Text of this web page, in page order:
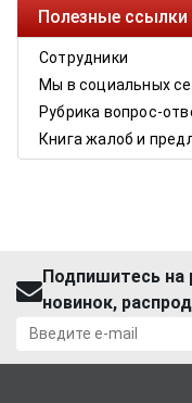
Полезные ссылки
Сотрудники
Мы в социальных
Рубрика вопрос-
Книга жалоб и
Подпишитесь на
новинок,